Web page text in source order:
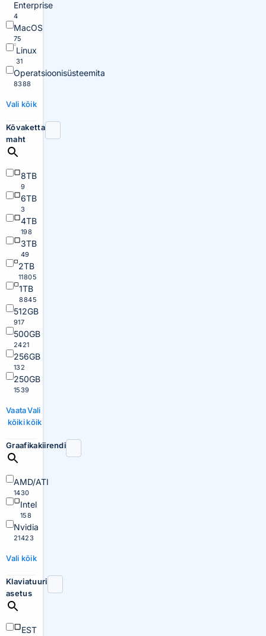
Enterprise
4
MacOS
75
Linux
31
Operatsioonisüsteemita
8388
Vali kõik
Kõvaketta
maht
8TB
9
6TB
3
4TB
198
3TB
49
2TB
11805
1TB
8845
512GB
917
500GB
2421
256GB
132
250GB
1539
Vaata
kõiki
Vali
kõik
Graafikakiirendi
AMD/ATI
1430
Intel
158
Nvidia
21423
Vali kõik
Klaviatuuri
asetus
EST